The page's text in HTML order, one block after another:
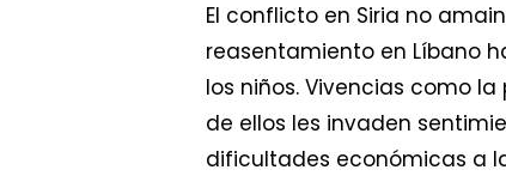
El conflicto en Siria no
reasentamiento en Líbano
los niños. Vivencias como
de ellos les invaden
dificultades económicas a